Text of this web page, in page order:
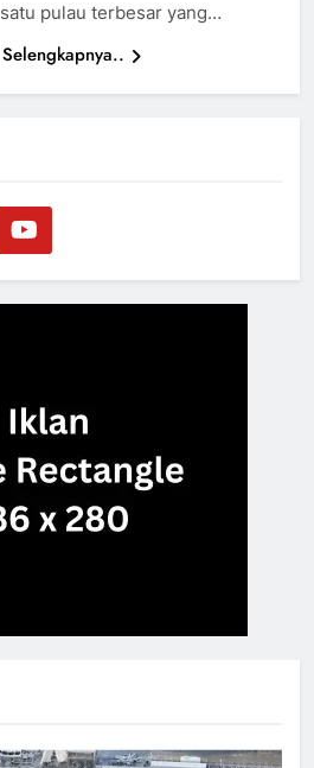
satu pulau terbesar yang…
Selengkapnya..